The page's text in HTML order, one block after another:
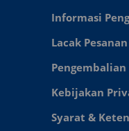
Informasi
Lacak
Kebijakan
Syarat &